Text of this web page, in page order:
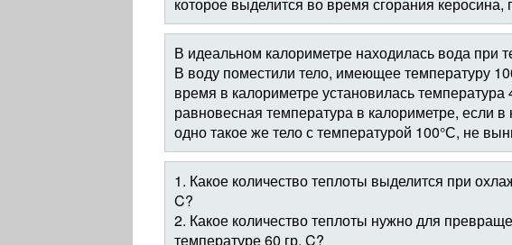
В идеальном калориметре находилась вода при
В воду поместили тело, имеющее температуру
время в калориметре установилась температура
равновесная температура в калориметре, если
одно такое же тело с температурой 100°С, не
1. Какое количество теплоты выделится при
C?
2. Какое количество теплоты нужно для
температуре 60 гр. C?